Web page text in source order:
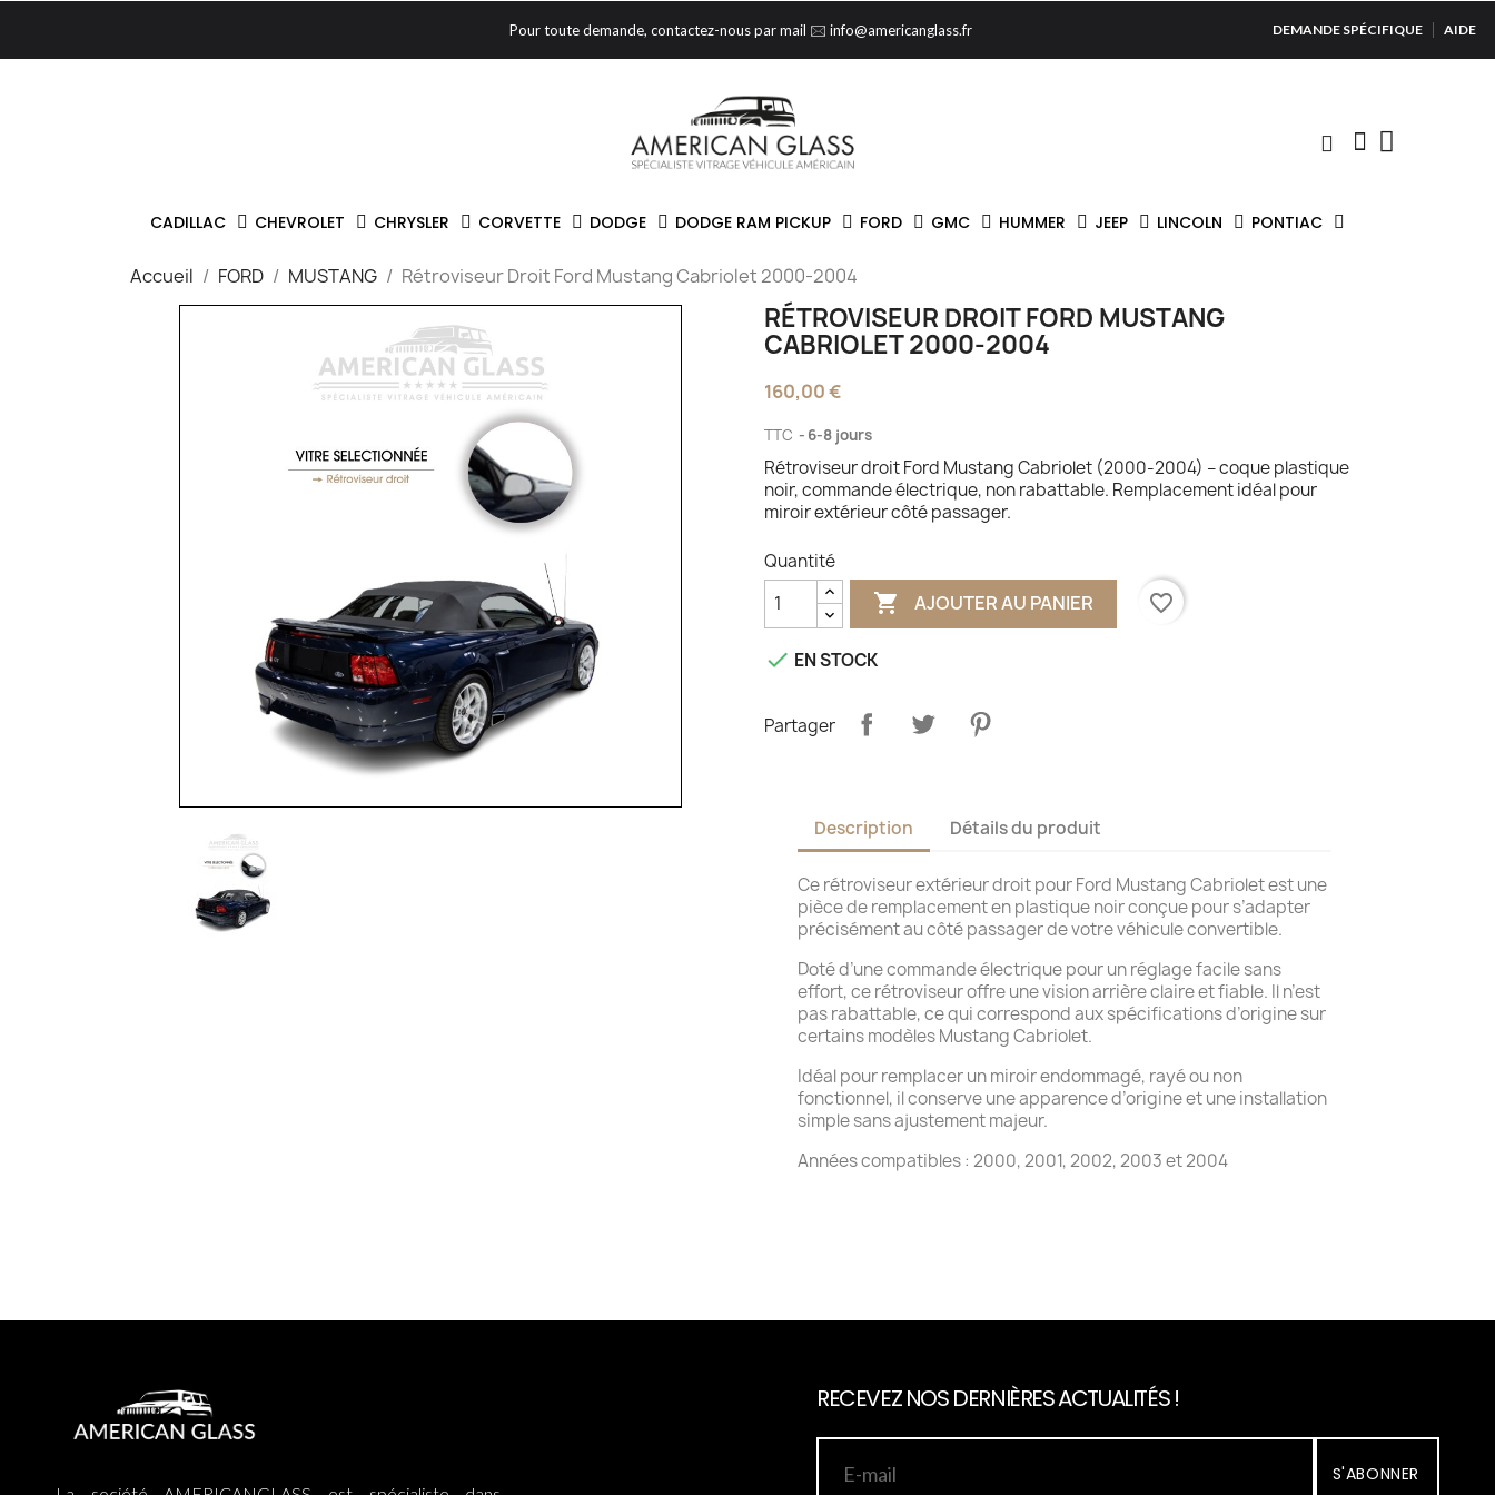
Pour toute demande, contactez-nous par mail 🖂 info@americanglass.fr DEMANDE SPÉCIFIQUE AIDE
CADILLAC CHEVROLET CHRYSLER CORVETTE DODGE DODGE RAM PICKUP FORD GMC HUMMER JEEP LINCOLN PONTIAC
Accueil FORD MUSTANG Rétroviseur Droit Ford Mustang Cabriolet 2000-2004
RÉTROVISEUR DROIT FORD MUSTANG
CABRIOLET 2000-2004
160,00 €
TTC 6-8 jours
Rétroviseur droit Ford Mustang Cabriolet (2000-2004) – coque plastique
noir, commande électrique, non rabattable. Remplacement idéal pour
miroir extérieur côté passager.
Quantité
 AJOUTER AU PANIER favorite_border
 EN STOCK
Partager
Description Détails du produit
Ce rétroviseur extérieur droit pour Ford Mustang Cabriolet est une
pièce de remplacement en plastique noir conçue pour s’adapter
précisément au côté passager de votre véhicule convertible.
Doté d’une commande électrique pour un réglage facile sans
effort, ce rétroviseur offre une vision arrière claire et fiable. Il n’est
pas rabattable, ce qui correspond aux spécifications d’origine sur
certains modèles Mustang Cabriolet.
Idéal pour remplacer un miroir endommagé, rayé ou non
fonctionnel, il conserve une apparence d’origine et une installation
simple sans ajustement majeur.
Années compatibles : 2000, 2001, 2002, 2003 et 2004
RECEVEZ NOS DERNIÈRES ACTUALITÉS !
S'ABONNER